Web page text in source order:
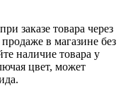
заказе товара через
в магазине без
наличие товара у
цвет, может